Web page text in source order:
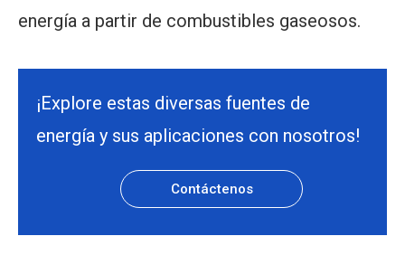
energía a partir de combustibles gaseosos.
¡Explore estas diversas fuentes de
energía y sus aplicaciones con nosotros!
Contáctenos